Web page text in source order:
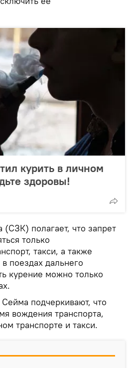
курить в личном
здоровы!
(СЗК) полагает, что запрет
только
такси, а также
поездах дальнего
курение можно только
подчеркивают, что
вождения транспорта,
транспорте и такси.